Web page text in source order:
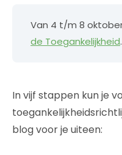
Van 4 t/m 8
de Toegankelijkheid.
In vijf stappen kun je
blog voor je uiteen: